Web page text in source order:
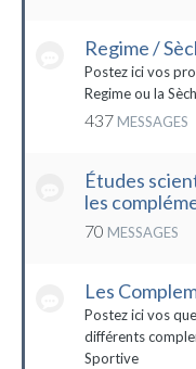
Regime /
Postez ici vos
Regime ou la
437 MESSAGES
Études
les
70 MESSAGES
Les
Postez ici vos
différents
Sportive